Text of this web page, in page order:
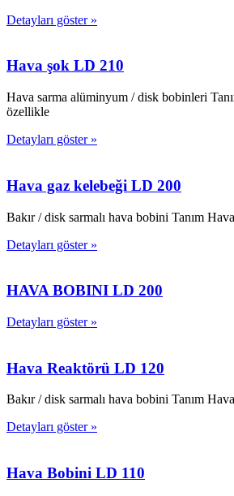
Detayları göster »
Hava şok LD 210
Hava sarma alüminyum / disk bobinleri
özellikle
Detayları göster »
Hava gaz kelebeği LD 200
Bakır / disk sarmalı hava bobini Tanım
Detayları göster »
HAVA BOBINI LD 200
Detayları göster »
Hava Reaktörü LD 120
Bakır / disk sarmalı hava bobini Tanım
Detayları göster »
Hava Bobini LD 110